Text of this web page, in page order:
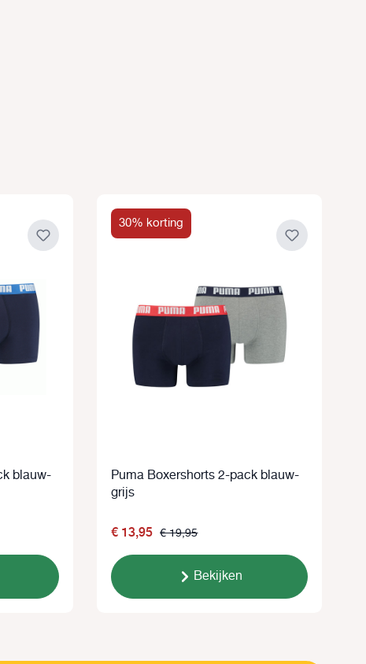
blauw-
30% korting
Puma Boxershorts 2-pack blauw-
grijs
€ 13,95 € 19,95
Bekijken